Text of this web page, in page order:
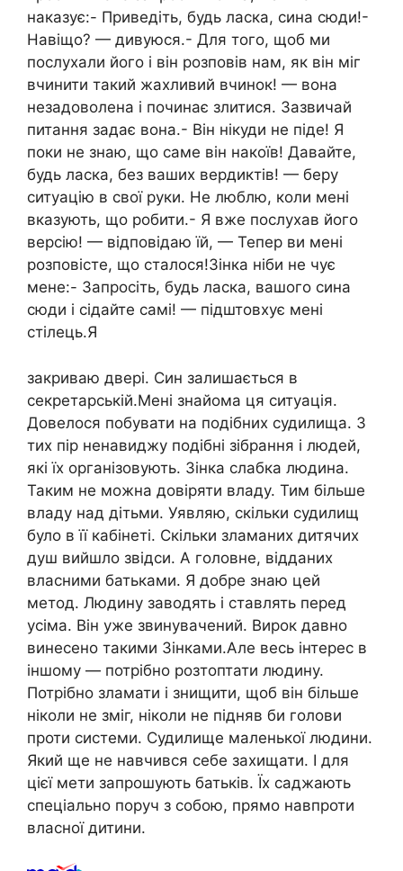
наказує:- Приведіть, будь ласка, сина сюди!-
Навіщо? — дивуюся.- Для того, щоб ми
послухали його і він розповів нам, як він міг
вчинити такий жахливий вчинок! — вона
незадоволена і починає злитися. Зазвичай
питання задає вона.- Він нікуди не піде! Я
поки не знаю, що саме він накоїв! Давайте,
будь ласка, без ваших вердиктів! — беру
ситуацію в свої руки. Не люблю, коли мені
вказують, що робити.- Я вже послухав його
версію! — відповідаю їй, — Тепер ви мені
розповісте, що сталося!Зінка ніби не чує
мене:- Запросіть, будь ласка, вашого сина
сюди і сідайте самі! — підштовхує мені
стілець.Я
закриваю двері. Син залишається в
секретарській.Мені знайома ця ситуація.
Довелося побувати на подібних судилища. З
тих пір ненавиджу подібні зібрання і людей,
які їх організовують. Зінка слабка людина.
Таким не можна довіряти владу. Тим більше
владу над дітьми. Уявляю, скільки судилищ
було в її кабінеті. Скільки зламаних дитячих
душ вийшло звідси. А головне, відданих
власними батьками. Я добре знаю цей
метод. Людину заводять і ставлять перед
усіма. Він уже звинувачений. Вирок давно
винесено такими Зінками.Але весь інтерес в
іншому — потрібно розтоптати людину.
Потрібно зламати і знищити, щоб він більше
ніколи не зміг, ніколи не підняв би голови
проти системи. Судилище маленької людини.
Який ще не навчився себе захищати. І для
цієї мети запрошують батьків. Їх саджають
спеціально поруч з собою, прямо навпроти
власної дитини.